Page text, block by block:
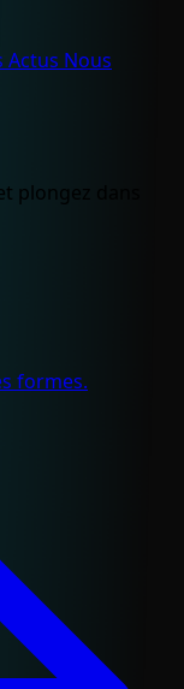
Actus Nous
plongez dans
formes.